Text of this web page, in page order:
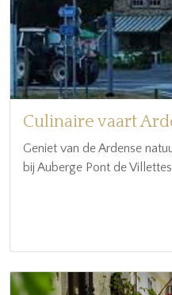
Culinaire vaart
Geniet van de Ardense
bij Auberge Pont de